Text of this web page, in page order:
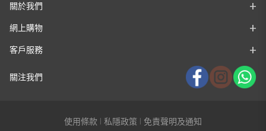
關於我們
網上購物
客戶服務
關注我們
使用條款 私隱政策 免責聲明及通知